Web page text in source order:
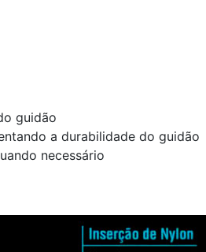
guidão
a durabilidade do guidão
necessário